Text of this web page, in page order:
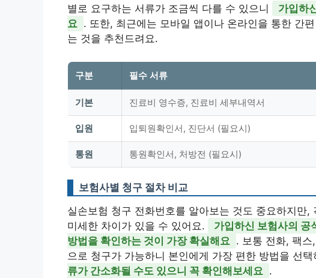
별로 요구하는 서류가 조금씩 다를 수 있으니
가입하
요
. 또한, 최근에는 모바일 앱이나 온라인을 통한 간
는 것을 추천드려요.
구분 필수 서류
기본 진료비 영수증, 진료비 세부내역서
입원 입퇴원확인서, 진단서 (필요시)
통원 통원확인서, 처방전 (필요시)
보험사별 청구 절차 비교
실손보험 청구 전화번호를 알아보는 것도 중요하지만,
미세한 차이가 있을 수 있어요.
가입하신 보험사의 공
방법을 확인하는 것이 가장 확실해요 . 보통 전화, 팩
으로 청구가 가능하니 본인에게 가장 편한 방법을 선
류가 간소화될 수도 있으니 꼭 확인해보세요 .